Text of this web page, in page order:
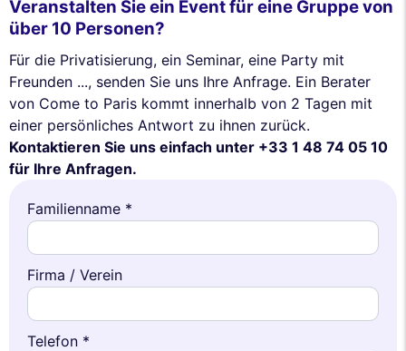
Veranstalten Sie ein Event für eine Gruppe von
über 10 Personen?
Für die Privatisierung, ein Seminar, eine Party mit
Freunden ..., senden Sie uns Ihre Anfrage. Ein Berater
von Come to Paris kommt innerhalb von 2 Tagen mit
einer persönliches Antwort zu ihnen zurück.
Kontaktieren Sie uns einfach unter +33 1 48 74 05 10
für Ihre Anfragen.
Familienname *
Firma / Verein
Telefon *